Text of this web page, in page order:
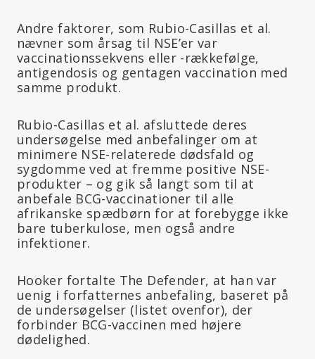
Andre faktorer, som Rubio-Casillas et al.
nævner som årsag til NSE’er var
vaccinationssekvens eller -rækkefølge,
antigendosis og gentagen vaccination med
samme produkt.
Rubio-Casillas et al. afsluttede deres
undersøgelse med anbefalinger om at
minimere NSE-relaterede dødsfald og
sygdomme ved at fremme positive NSE-
produkter – og gik så langt som til at
anbefale BCG-vaccinationer til alle
afrikanske spædbørn for at forebygge ikke
bare tuberkulose, men også andre
infektioner.
Hooker fortalte The Defender, at han var
uenig i forfatternes anbefaling, baseret på
de undersøgelser (listet ovenfor), der
forbinder BCG-vaccinen med højere
dødelighed.